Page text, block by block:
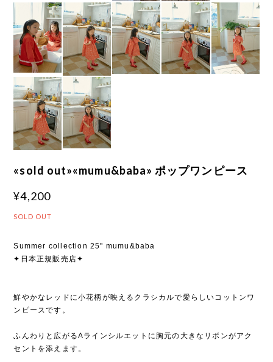
«sold out»«mumu&baba» ポップワンピース
¥4,200
SOLD OUT
Summer collection 25" mumu&baba
✦日本正規販売店✦
鮮やかなレッドに小花柄が映えるクラシカルで愛らしいコットンワ
ンピースです。
ふんわりと広がるAラインシルエットに胸元の大きなリボンがアク
セントを添えます。